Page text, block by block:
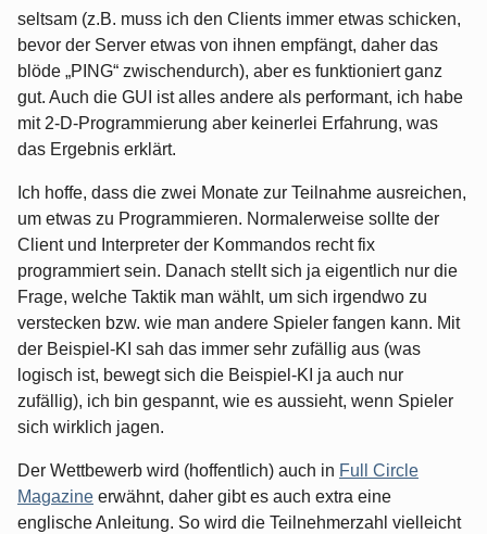
seltsam (z.B. muss ich den Clients immer etwas schicken,
bevor der Server etwas von ihnen empfängt, daher das
blöde „PING“ zwischendurch), aber es funktioniert ganz
gut. Auch die GUI ist alles andere als performant, ich habe
mit 2-D-Programmierung aber keinerlei Erfahrung, was
das Ergebnis erklärt.
Ich hoffe, dass die zwei Monate zur Teilnahme ausreichen,
um etwas zu Programmieren. Normalerweise sollte der
Client und Interpreter der Kommandos recht fix
programmiert sein. Danach stellt sich ja eigentlich nur die
Frage, welche Taktik man wählt, um sich irgendwo zu
verstecken bzw. wie man andere Spieler fangen kann. Mit
der Beispiel-KI sah das immer sehr zufällig aus (was
logisch ist, bewegt sich die Beispiel-KI ja auch nur
zufällig), ich bin gespannt, wie es aussieht, wenn Spieler
sich wirklich jagen.
Der Wettbewerb wird (hoffentlich) auch in Full Circle
Magazine erwähnt, daher gibt es auch extra eine
englische Anleitung. So wird die Teilnehmerzahl vielleicht